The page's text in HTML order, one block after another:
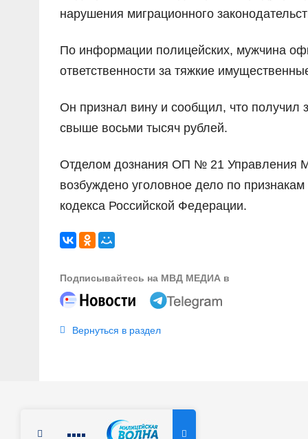
нарушения миграционного
По информации полицейских, мужчина
ответственности за тяжкие
Он признал вину и сообщил, что получил
свыше восьми тысяч рублей.
Отделом дознания ОП № 21 Управления
возбуждено уголовное дело по
кодекса Российской Федерации.
Подписывайтесь на МВД МЕДИА в
Вернуться в раздел
Радио Милицейская волна